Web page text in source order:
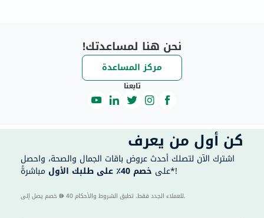
نحن هنا لمساعدتك!
مركز المساعدة
تابعنا
كن أول من يعرف
اشترك الآن لتصلك أحدث عروض باقات الجمال والصحة، واحصل
على خصم 40٪ على طلبك الأول مباشرةً*!
40 للعملاء الجدد فقط. تطبق الشروط والأحكام.